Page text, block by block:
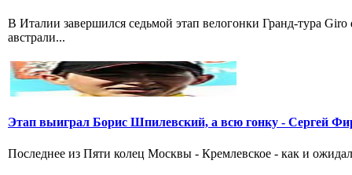
В Италии завершился седьмой этап велогонки Гранд-тура
австрали...
Этап выиграл Борис Шпилевский, а всю гонку - Сергей
Последнее из Пяти колец Москвы - Кремлевское - как и